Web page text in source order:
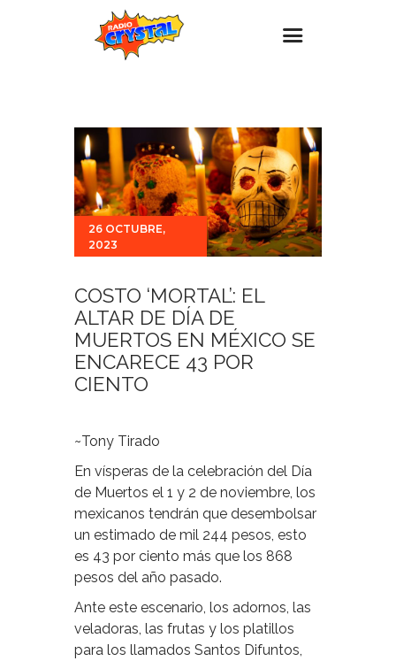
Estaciones
Eventos
Promociones
Noticias
Para ti
Contacto
26 OCTUBRE,
2023
COSTO ‘MORTAL’: EL
ALTAR DE DÍA DE
MUERTOS EN MÉXICO SE
ENCARECE 43 POR
CIENTO
~Tony Tirado
En vísperas de la celebración del Día
de Muertos el 1 y 2 de noviembre, los
mexicanos tendrán que desembolsar
un estimado de mil 244 pesos, esto
es 43 por ciento más que los 868
pesos del año pasado.
Ante este escenario, los adornos, las
veladoras, las frutas y los platillos
para los llamados Santos Difuntos,